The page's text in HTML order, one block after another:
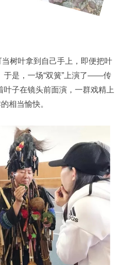
树叶拿到自己手上，即便把叶
于是，一场“双簧”上演了——传
叶子在镜头前面演，一群戏精上
相当愉快。